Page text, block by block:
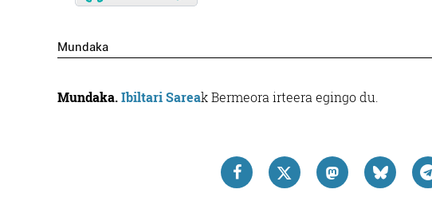
Mundaka
Mundaka.Ibiltari Sareak Bermeora irteera egingo du.